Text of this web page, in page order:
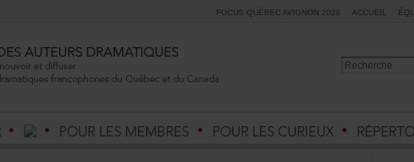
FOCUSQUÉBECAVIGNON2026 ACCUEIL